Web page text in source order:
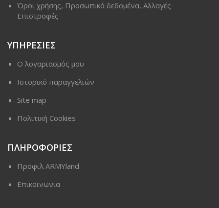
Όροι χρήσης, Προσωπικά δεδομένα, Αλλαγές
Επιστροφές
ΥΠΗΡΕΣΙΕΣ
Ο λογαριασμός μου
Ιστορικό παραγγελιών
Site map
Πολιτική Cookies
ΠΛΗΡΟΦΟΡΙΕΣ
Προφιλ ARMYland
Επικοινωνια